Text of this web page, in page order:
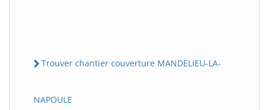
Trouver chantier couverture MANDELIEU-LA-
NAPOULE